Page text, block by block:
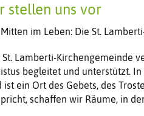
stellen uns vor
Mitten im Leben: Die St.
St. Lamberti-Kirchengemeinde
begleitet und unterstützt.
ist ein Ort des Gebets, des
schaffen wir Räume, in